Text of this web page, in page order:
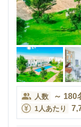
人数 ～ 180
1人あたり